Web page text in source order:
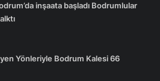
inşaata başladı Bodrumlular
Yönleriyle Bodrum Kalesi 66